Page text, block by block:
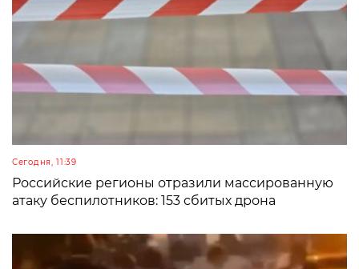
Сегодня, 11:39
Российские регионы отразили массированную
атаку беспилотников: 153 сбитых дрона